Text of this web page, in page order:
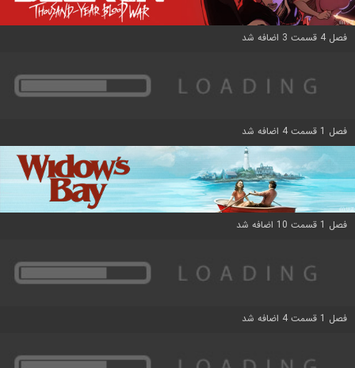
فصل 4 قسمت 3 اضافه شد
فصل 1 قسمت 4 اضافه شد
فصل 1 قسمت 10 اضافه شد
فصل 1 قسمت 4 اضافه شد